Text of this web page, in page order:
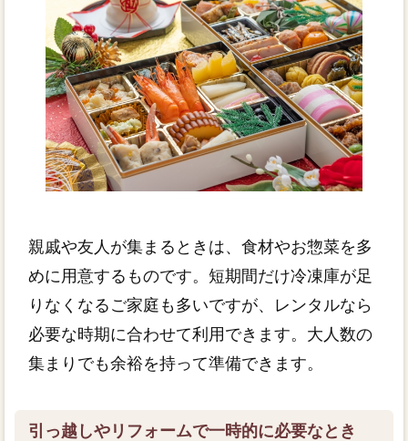
親戚や友人が集まるときは、食材やお惣菜を多
めに用意するものです。短期間だけ冷凍庫が足
りなくなるご家庭も多いですが、レンタルなら
必要な時期に合わせて利用できます。大人数の
集まりでも余裕を持って準備できます。
引っ越しやリフォームで一時的に必要なとき